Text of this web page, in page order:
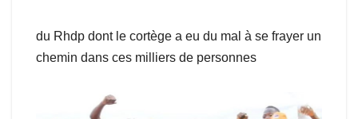
du Rhdp dont le cortège a eu du mal à se frayer un
chemin dans ces milliers de personnes